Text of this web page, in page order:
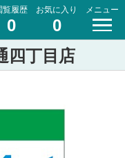
覧履歴
0
お気に入り
0
メニュー
四丁目店